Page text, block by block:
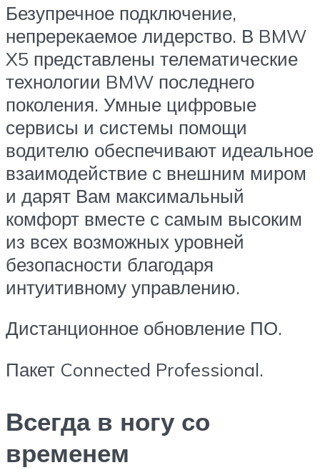
Безупречное подключение,
непререкаемое лидерство. В BMW
X5 представлены телематические
технологии BMW последнего
поколения. Умные цифровые
сервисы и системы помощи
водителю обеспечивают идеальное
взаимодействие с внешним миром
и дарят Вам максимальный
комфорт вместе с самым высоким
из всех возможных уровней
безопасности благодаря
интуитивному управлению.
Дистанционное обновление ПО.
Пакет Connected Professional.
Всегда в ногу со
временем